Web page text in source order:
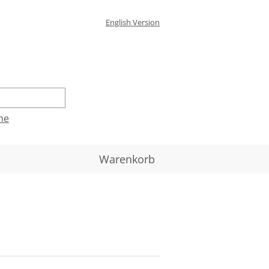
English Version
Warenkorb